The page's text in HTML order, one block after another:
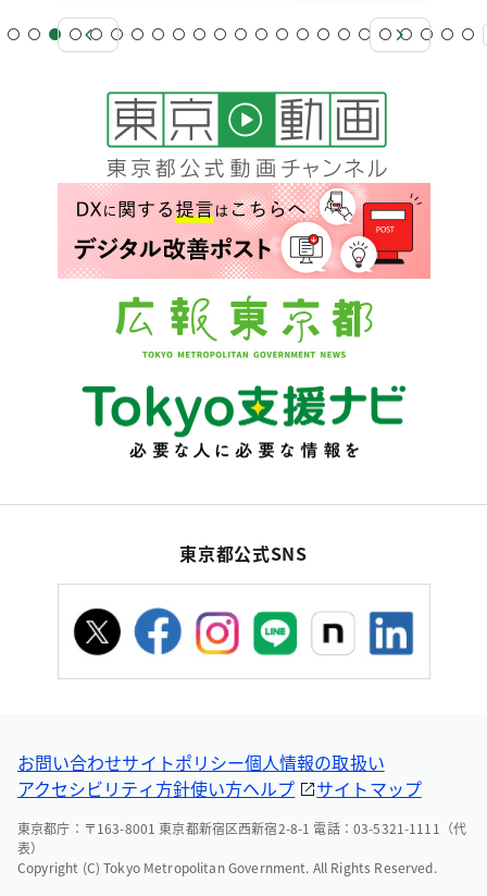
東京都公式SNS
お問い合わせサイトポリシー個人情報の取扱い
アクセシビリティ方針使い方ヘルプ サイトマップ
東京都庁：〒163-8001 東京都新宿区西新宿2-8-1 電話：03-5321-1111（代
表）
Copyright (C) Tokyo Metropolitan Government. All Rights Reserved.